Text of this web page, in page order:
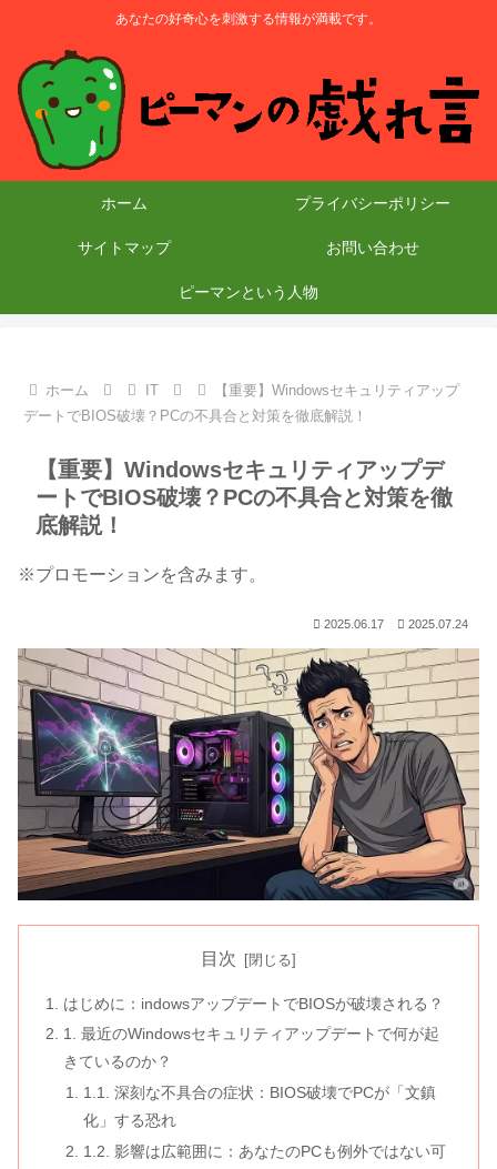
あなたの好奇心を刺激する情報が満載です。
ホーム プライバシーポリシー
サイトマップ お問い合わせ
ピーマンという人物
ホーム IT
【重要】Windowsセキュリティアップ
デートでBIOS破壊？PCの不具合と対策を徹底解説！
【重要】Windowsセキュリティアップデ
ートでBIOS破壊？PCの不具合と対策を徹
底解説！
※プロモーションを含みます。
2025.06.17 2025.07.24
目次
はじめに：indowsアップデートでBIOSが破壊される？
1. 最近のWindowsセキュリティアップデートで何が起
きているのか？
1.1. 深刻な不具合の症状：BIOS破壊でPCが「文鎮
化」する恐れ
1.2. 影響は広範囲に：あなたのPCも例外ではない可